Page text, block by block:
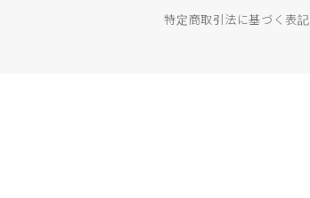
特定商取引法に基づく表記